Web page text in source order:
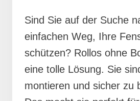
Sind Sie auf der Suche
einfachen Weg, Ihre
schützen? Rollos ohne
eine tolle Lösung. Sie
montieren und sicher zu